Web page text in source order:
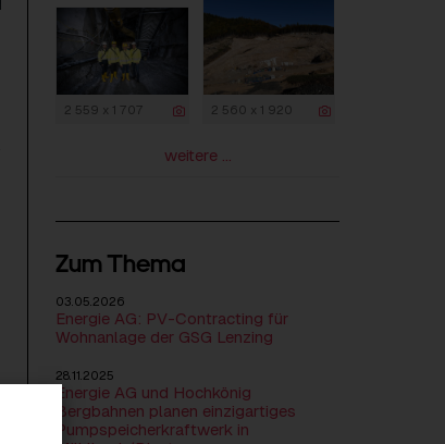
2 559 x 1 707 2 560 x 1 920
weitere ...
Zum Thema
03.05.2026
Energie AG: PV-Contracting für
Wohnanlage der GSG Lenzing
28.11.2025
Energie AG und Hochkönig
Bergbahnen planen einzigartiges
Pumpspeicherkraftwerk in